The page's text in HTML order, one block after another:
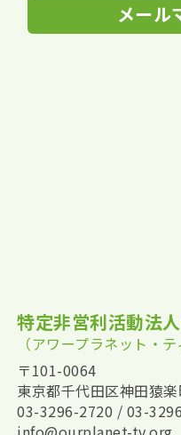
メール
特定非営利活動法
（アワープラネット・テ
〒101-0064
東京都千代田区神田猿
03-3296-2720 / 03-